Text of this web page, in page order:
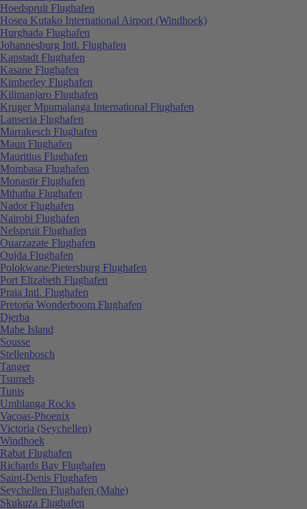
Hoedspruit Flughafen
Hosea Kutako International Airport (Windhoek)
Hurghada Flughafen
Johannesburg Intl. Flughafen
Kapstadt Flughafen
Kasane Flughafen
Kimberley Flughafen
Kilimanjaro Flughafen
Kruger Mpumalanga International Flughafen
Lanseria Flughafen
Marrakesch Flughafen
Maun Flughafen
Mauritius Flughafen
Mombasa Flughafen
Monastir Flughafen
Mthatha Flughafen
Nador Flughafen
Nairobi Flughafen
Nelspruit Flughafen
Ouarzazate Flughafen
Oujda Flughafen
Polokwane/Pietersburg Flughafen
Port Elizabeth Flughafen
Praia Intl. Flughafen
Pretoria Wonderboom Flughafen
Djerba
Mahe Island
Sousse
Stellenbosch
Tanger
Tsumeb
Tunis
Umhlanga Rocks
Vacoas-Phoenix
Victoria (Seychellen)
Windhoek
Rabat Flughafen
Richards Bay Flughafen
Saint-Denis Flughafen
Seychellen Flughafen (Mahe)
Skukuza Flughafen